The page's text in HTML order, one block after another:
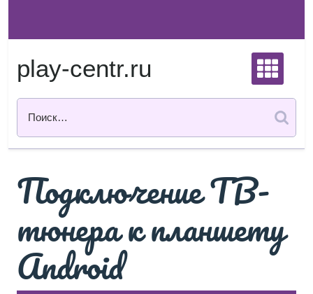
содержимому
play-centr.ru
Подключение ТВ-
тюнера к планшету
Android